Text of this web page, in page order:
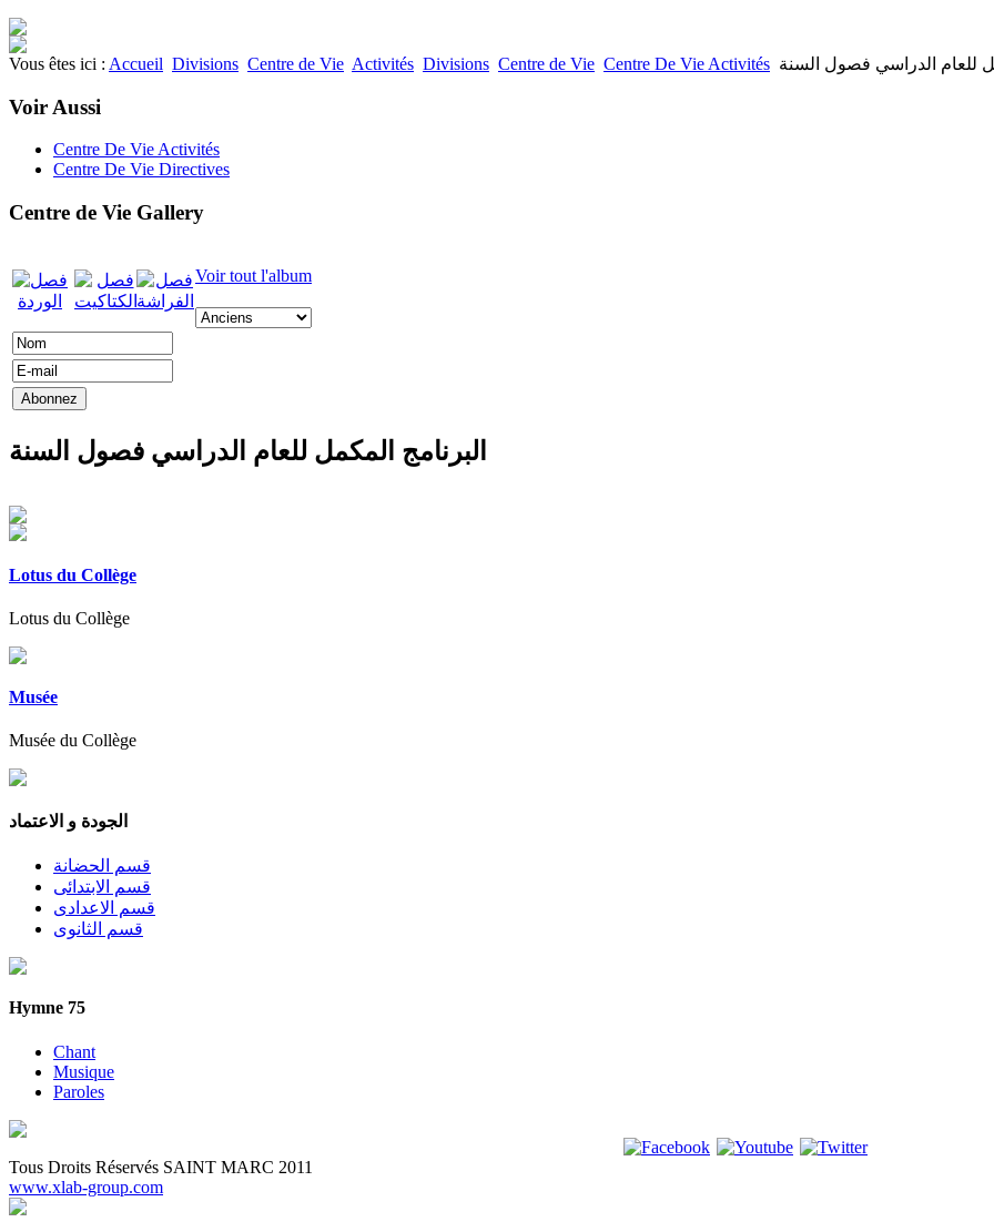
Vous êtes ici : Accueil Divisions Centre de Vie Activités Divisions Centre de Vie Centre De Vie Activités للعام الدراسي فصول السنة
Voir Aussi
Centre De Vie Activités
Centre De Vie Directives
Centre de Vie Gallery
Voir tout l'album
البرنامج المكمل للعام الدراسي فصول السنة
Lotus du Collège
Lotus du Collège
Musée
Musée du Collège
الجودة و الاعتماد
قسم الحضانة
قسم الابتدائى
قسم الاعدادى
قسم الثانوى
Hymne 75
Chant
Musique
Paroles
Tous Droits Réservés SAINT MARC 2011
www.xlab-group.com